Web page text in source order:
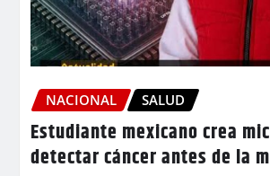
NACIONAL SALUD
Estudiante mexicano crea
detectar cáncer antes de la